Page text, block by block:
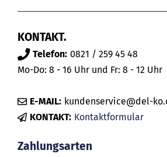
KONTAKT.
Telefon: 0821 / 259 45 48
Mo-Do: 8 - 16 Uhr und Fr: 8 - 12 Uhr
E-MAIL: kundenservice@del-
KONTAKT: Kontaktformular
Zahlungsarten